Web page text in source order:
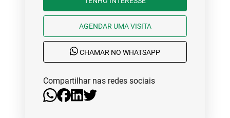
AGENDAR UMA VISITA
CHAMAR NO WHATSAPP
Compartilhar nas redes sociais